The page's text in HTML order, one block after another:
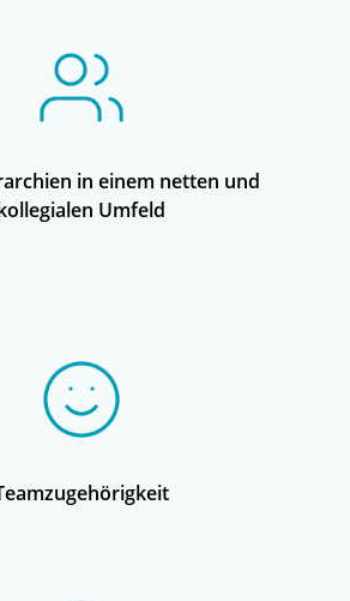
in einem netten und
Umfeld